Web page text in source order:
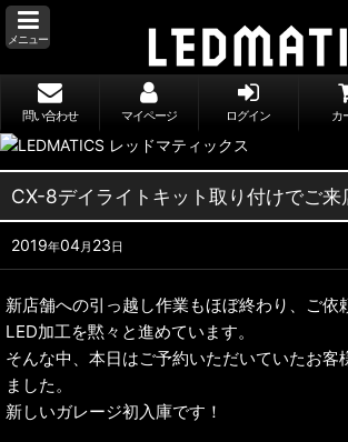
メニュー
問い合わせ マイページ ログイン カ
CX-8デイライトキット取り付けでご来
2019年04月 23日
新店舗への引っ越し作業もほぼ終わり、ご依
LED加工を黙々と進めています。
そんな中、本日はご予約いただいていたお客
ました。
新しいガレージ初入庫です！